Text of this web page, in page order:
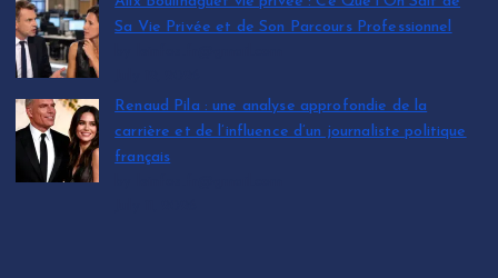
Sa Vie Privée et de Son Parcours Professionnel
Renaud Pila : une analyse approfondie de la
carrière et de l’influence d’un journaliste politique
français